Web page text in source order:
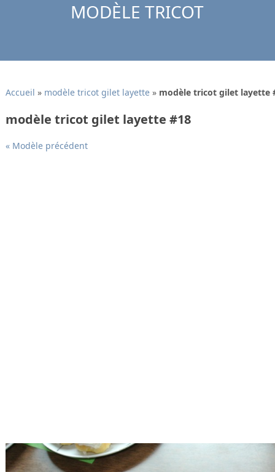
MODÈLE TRICOT
Accueil » modèle tricot gilet layette» modèle tricot gilet layette
modèle tricot gilet layette #18
« Modèle précédent